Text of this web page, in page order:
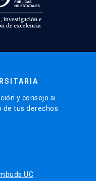
y consejo si
de tus derechos
UC